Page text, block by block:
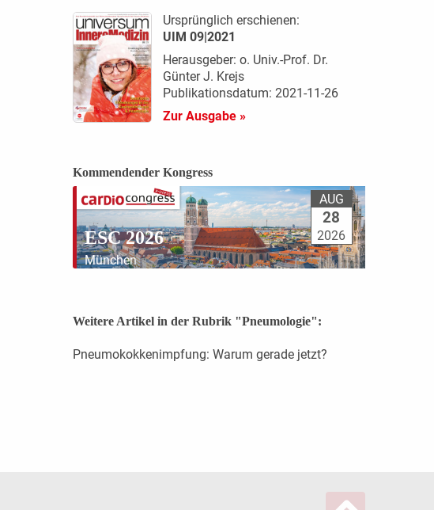
Ursprünglich erschienen:
UIM 09|2021
Herausgeber: o. Univ.-Prof. Dr.
Günter J. Krejs
Publikationsdatum: 2021-11-26
Zur Ausgabe »
Kommendender Kongress
ESC 2026
München
AUG
28
2026
Weitere Artikel in der Rubrik "Pneumologie":
Pneumokokkenimpfung: Warum gerade jetzt?